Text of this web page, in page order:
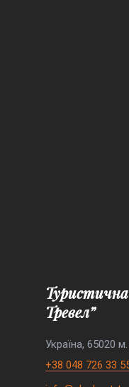
Туристична агенція “Елефант
Тревел”
Україна, 65020
+38 048 726 33